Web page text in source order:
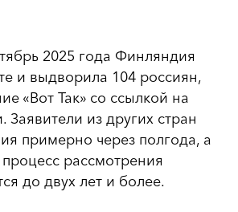
2025 года Финляндия
и выдворила 104 россиян,
«Вот Так» со ссылкой на
из других стран
примерно через полгода, а
рассмотрения
до двух лет и более.